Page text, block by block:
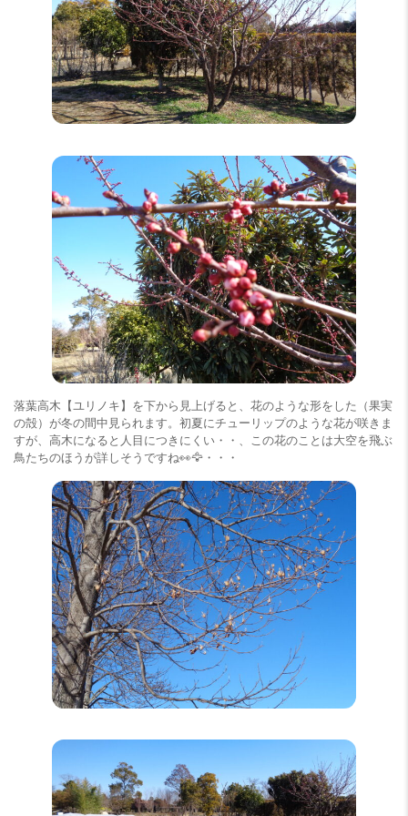
落葉高木【ユリノキ】を下から見上げると、花のような形をした（果実
の殻）が冬の間中見られます。初夏にチューリップのような花が咲きま
すが、高木になると人目につきにくい・・、この花のことは大空を飛ぶ
鳥たちのほうが詳しそうですね👀🦅・・・